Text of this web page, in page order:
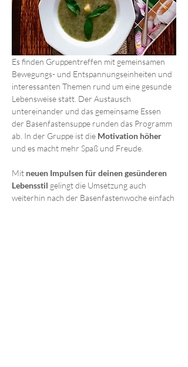
Es finden Gruppentreffen mit gemeinsamen
Bewegungs- und Entspannungseinheiten und
interessanten Themen rund um eine gesunde
Lebensweise statt. Der Austausch
untereinander und das gemeinsame Essen
der Basenfastensuppe runden das Programm
ab. In der Gruppe ist die Motivation höher
und es macht mehr Spaß und Freude.
Mit neuen Impulsen für deinen gesünderen
Lebensstil gelingt die Umsetzung auch
weiterhin nach der Basenfastenwoche einfach